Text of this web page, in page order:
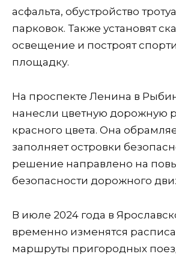
асфальта, обустройство
парковок. Также установят
освещение и построят
площадку.
На проспекте Ленина в
нанесли цветную дорожную
красного цвета. Она
заполняет островки
решение направлено на
безопасности дорожного
В июле 2024 года в
временно изменятся
маршруты пригородных